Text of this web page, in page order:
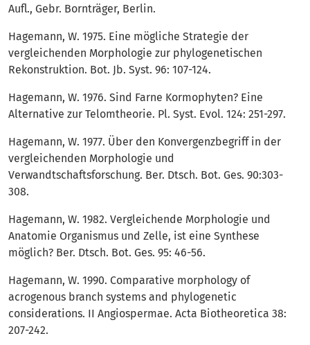
Aufl., Gebr. Bornträger, Berlin.
Hagemann, W. 1975. Eine mögliche Strategie der
vergleichenden Morphologie zur phylogenetischen
Rekonstruktion. Bot. Jb. Syst. 96: 107-124.
Hagemann, W. 1976. Sind Farne Kormophyten? Eine
Alternative zur Telomtheorie. Pl. Syst. Evol. 124: 251-297.
Hagemann, W. 1977. Über den Konvergenzbegriff in der
vergleichenden Morphologie und
Verwandtschaftsforschung. Ber. Dtsch. Bot. Ges. 90:303-
308.
Hagemann, W. 1982. Vergleichende Morphologie und
Anatomie Organismus und Zelle, ist eine Synthese
möglich? Ber. Dtsch. Bot. Ges. 95: 46-56.
Hagemann, W. 1990. Comparative morphology of
acrogenous branch systems and phylogenetic
considerations. II Angiospermae. Acta Biotheoretica 38:
207-242.